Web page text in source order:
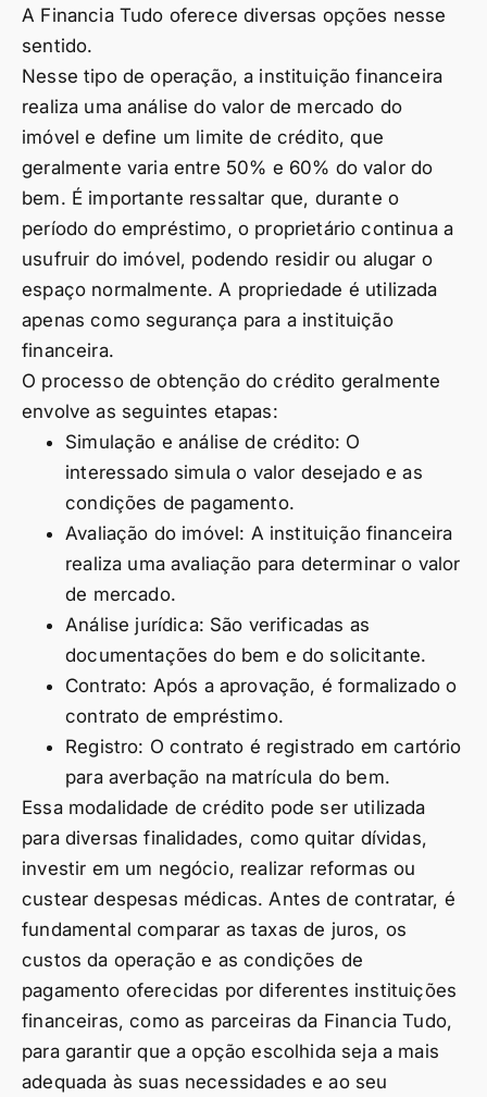
A Financia Tudo oferece diversas opções nesse
sentido.
Nesse tipo de operação, a instituição financeira
realiza uma análise do valor de mercado do
imóvel e define um limite de crédito, que
geralmente varia entre 50% e 60% do valor do
bem. É importante ressaltar que, durante o
período do empréstimo, o proprietário continua a
usufruir do imóvel, podendo residir ou alugar o
espaço normalmente. A propriedade é utilizada
apenas como segurança para a instituição
financeira.
O processo de obtenção do crédito geralmente
envolve as seguintes etapas:
Simulação e análise de crédito: O
interessado simula o valor desejado e as
condições de pagamento.
Avaliação do imóvel: A instituição financeira
realiza uma avaliação para determinar o valor
de mercado.
Análise jurídica: São verificadas as
documentações do bem e do solicitante.
Contrato: Após a aprovação, é formalizado o
contrato de empréstimo.
Registro: O contrato é registrado em cartório
para averbação na matrícula do bem.
Essa modalidade de crédito pode ser utilizada
para diversas finalidades, como quitar dívidas,
investir em um negócio, realizar reformas ou
custear despesas médicas. Antes de contratar, é
fundamental comparar as taxas de juros, os
custos da operação e as condições de
pagamento oferecidas por diferentes instituições
financeiras, como as parceiras da Financia Tudo,
para garantir que a opção escolhida seja a mais
adequada às suas necessidades e ao seu